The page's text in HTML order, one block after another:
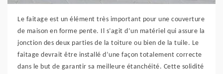
Le faitage est un élément très important pour une couverture
de maison en forme pente. Il s’agit d’un matériel qui assure la
jonction des deux parties de la toiture ou bien de la tuile. Le
faitage devrait être installé d’une façon totalement correcte
dans le but de garantir sa meilleure étanchéité. Cette solidité